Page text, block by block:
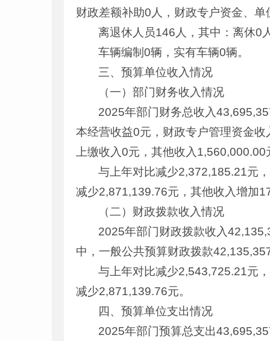
财政差额补助0人，财政专户资金、
离退休人员146人，其中：离休0
车辆编制0辆，实有车辆0辆。
三、预算单位收入情况
（一）部门财务收入情况
2025年部门财务总收入
本经营收益0元，财政专户管理资金
上缴收入0元，其他收入1,560,000.00
与上年对比减少2,372,185.21元
减少2,871,139.76元，其他收入增加
（二）财政拨款收入情况
2025年部门财政拨款收入
中，一般公共预算财政拨款
与上年对比减少2,543,725.21元
减少2,871,139.76元。
四、预算单位支出情况
2025年部门预算总支出